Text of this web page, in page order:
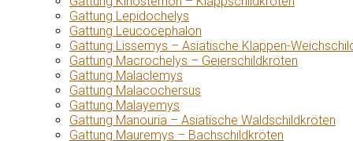
Gattung Lepidochelys
Gattung Leucocephalon
Gattung Lissemys – Asiatische Klappen-
Gattung Macrochelys – Geierschildkröten
Gattung Malaclemys
Gattung Malacochersus
Gattung Malayemys
Gattung Manouria – Asiatische Waldschildkröten
Gattung Mauremys – Bachschildkröten